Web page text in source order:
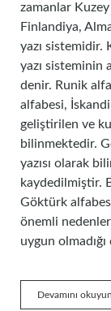
zamanlar
Finlandiya,
yazı sistemidir.
yazı sisteminin
denir. Runik
alfabesi,
geliştirilen ve
bilinmektedir.
yazısı olarak
kaydedilmiştir.
Göktürk
önemli
uygun
Devamını okuyun